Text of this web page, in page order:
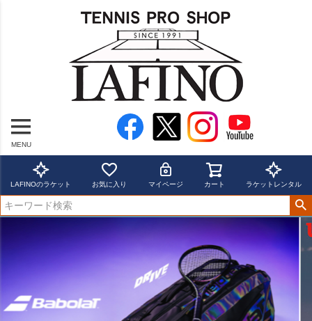
MENU
LAFINOのラケット お気に入り マイページ カート ラケットレンタル